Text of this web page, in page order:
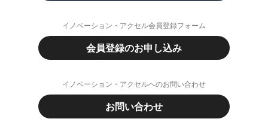
イノベーション・アクセル会員登録フォーム
会員登録のお申し込み
イノベーション・アクセルへのお問い合わせ
お問い合わせ